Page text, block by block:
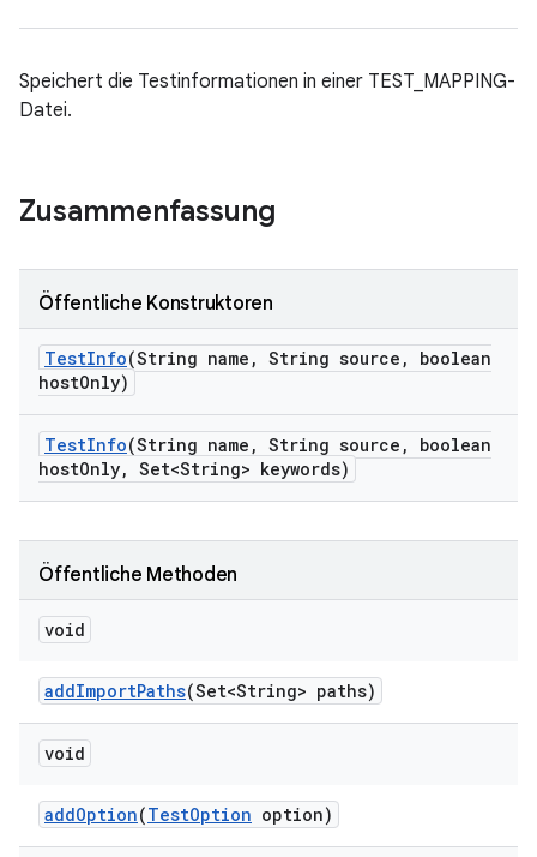
Speichert die Testinformationen in einer TEST_MAPPING-
Datei.
Zusammenfassung
Öffentliche Konstruktoren
TestInfo(String name , String source ,
boolean
hostOnly)
TestInfo(String name , String source ,
boolean
hostOnly, Set<String> keywords)
Öffentliche Methoden
void
addImportPaths(Set<String> paths)
void
addOption(TestOption option)